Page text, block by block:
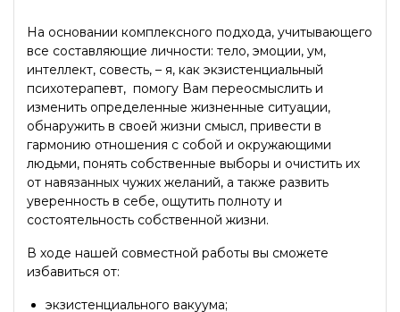
На основании комплексного подхода, учитывающего
все составляющие личности: тело, эмоции, ум,
интеллект, совесть, – я, как экзистенциальный
психотерапевт, помогу Вам переосмыслить и
изменить определенные жизненные ситуации,
обнаружить в своей жизни смысл, привести в
гармонию отношения с собой и окружающими
людьми, понять собственные выборы и очистить их
от навязанных чужих желаний, а также развить
уверенность в себе, ощутить полноту и
состоятельность собственной жизни.
В ходе нашей совместной работы вы сможете
избавиться от:
экзистенциального вакуума;